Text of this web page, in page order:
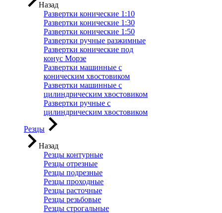
Назад
Развертки конические 1:10
Развертки конические 1:30
Развертки конические 1:50
Развертки ручные разжимные
Развертки конические под
конус Морзе
Развертки машинные с
коническим хвостовиком
Развертки машинные с
цилиндрическим хвостовиком
Развертки ручные с
цилиндрическим хвостовиком
Резцы
Назад
Резцы контурные
Резцы отрезные
Резцы подрезные
Резцы проходные
Резцы расточные
Резцы резьбовые
Резцы строгальные